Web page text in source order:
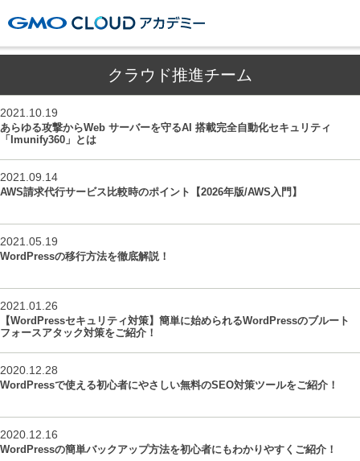
クラウド推進チーム
2021.10.19
あらゆる攻撃からWeb サーバーを守るAI 搭載完全自動化セキュリティ
「Imunify360」とは
2021.09.14
AWS請求代行サービス比較時のポイント【2026年版/AWS入門】
2021.05.19
WordPressの移行方法を徹底解説！
2021.01.26
【WordPressセキュリティ対策】簡単に始められるWordPressのブルート
フォースアタック対策をご紹介！
2020.12.28
WordPressで使える初心者にやさしい無料のSEO対策ツールをご紹介！
2020.12.16
WordPressの簡単バックアップ方法を初心者にもわかりやすくご紹介！